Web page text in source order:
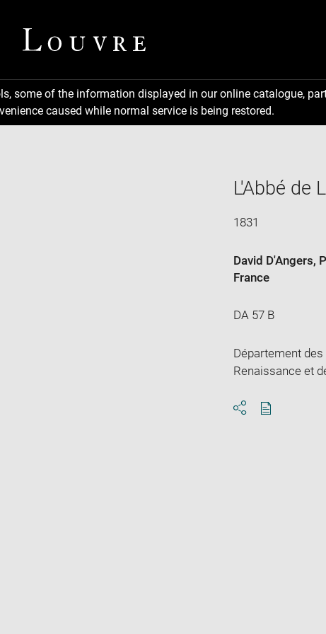
some of the information displayed in our online catalogue,
caused while normal service is being restored.
L'Abbé de
1831
David D'Angers,
France
DA 57 B
Département
Renaissance et